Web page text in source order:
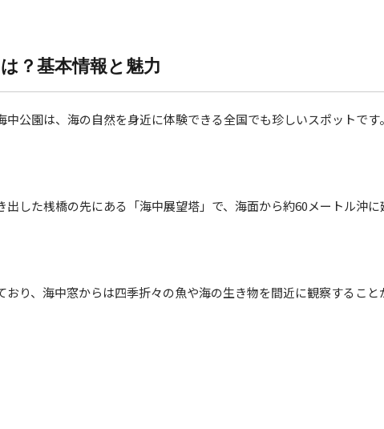
？基本情報と魅力
公園は、海の自然を身近に体験できる全国でも珍しいスポットです。
した桟橋の先にある「海中展望塔」で、海面から約60メートル沖に
り、海中窓からは四季折々の魚や海の生き物を間近に観察すること